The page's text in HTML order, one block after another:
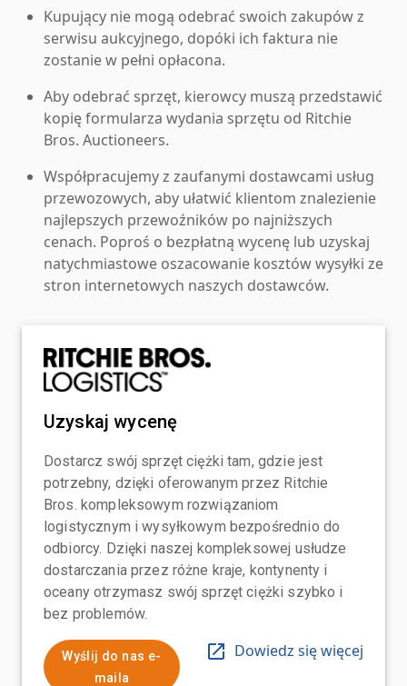
Kupujący nie mogą odebrać swoich zakupów z
serwisu aukcyjnego, dopóki ich faktura nie
zostanie w pełni opłacona.
Aby odebrać sprzęt, kierowcy muszą przedstawić
kopię formularza wydania sprzętu od Ritchie
Bros. Auctioneers.
Współpracujemy z zaufanymi dostawcami usług
przewozowych, aby ułatwić klientom znalezienie
najlepszych przewoźników po najniższych
cenach. Poproś o bezpłatną wycenę lub uzyskaj
natychmiastowe oszacowanie kosztów wysyłki ze
stron internetowych naszych dostawców.
Uzyskaj wycenę
Dostarcz swój sprzęt ciężki tam, gdzie jest
potrzebny, dzięki oferowanym przez Ritchie
Bros. kompleksowym rozwiązaniom
logistycznym i wysyłkowym bezpośrednio do
odbiorcy. Dzięki naszej kompleksowej usłudze
dostarczania przez różne kraje, kontynenty i
oceany otrzymasz swój sprzęt ciężki szybko i
bez problemów.
Wyślij do nas e-
maila
Dowiedz się więcej